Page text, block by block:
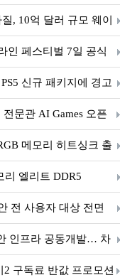
, 10억 달러 규모 웨이
인 페스티벌 7일 공식
신규 패키지에 경고
문관 AI Games 오픈
메모리 히트싱크 출
리 엘리트 DDR5
전 사용자 대상 전면
인프라 공동개발… 차
구독료 반값 프로모션